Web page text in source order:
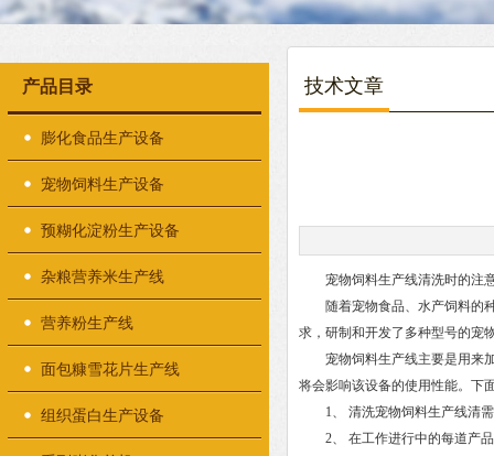
产品目录
膨化食品生产设备
宠物饲料生产设备
预糊化淀粉生产设备
杂粮营养米生产线
营养粉生产线
面包糠雪花片生产线
组织蛋白生产设备
技术文章
宠物饲料生产线清洗时的注
随着宠物食品、水产饲料的种
求，研制和开发了多种型号的宠
宠物饲料生产线主要是用来加
将会影响该设备的使用性能。下
1、 清洗宠物饲料生产线清需
2、 在工作进行中的每道产品